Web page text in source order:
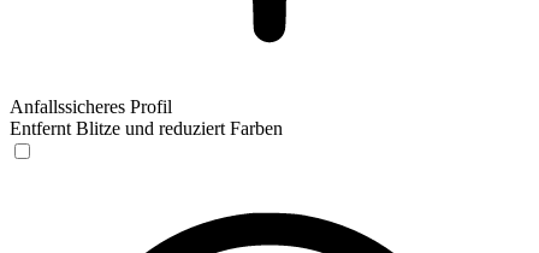
Anfallssicheres Profil
Entfernt Blitze und reduziert Farben